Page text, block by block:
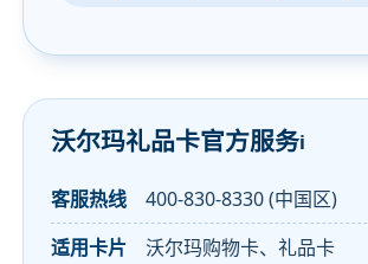
沃尔玛礼品卡官方服务
客服热线
400-830-8330 (中国区)
适用卡片
沃尔玛购物卡、礼品卡